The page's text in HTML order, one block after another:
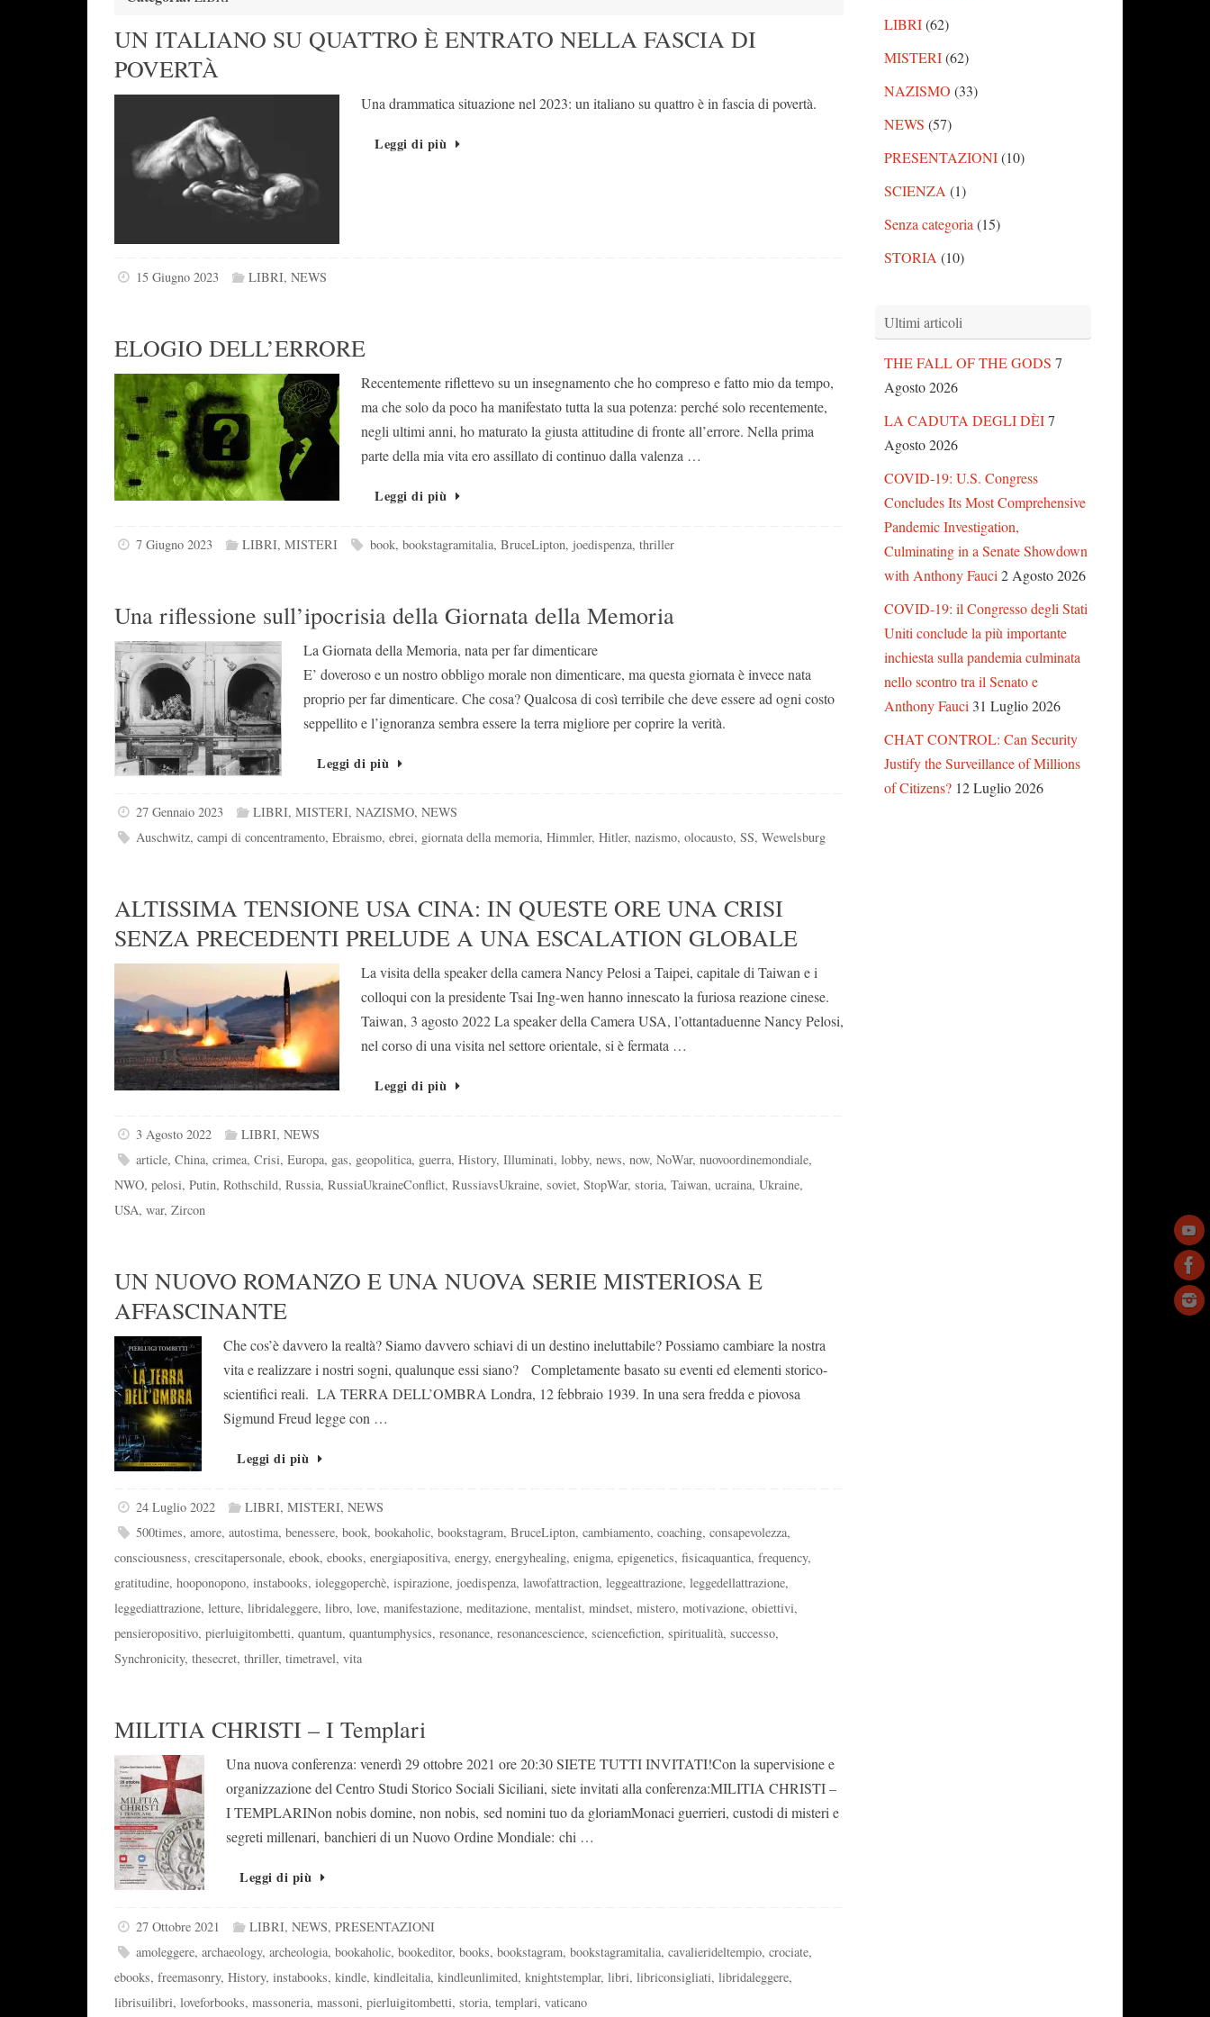
UN ITALIANO SU QUATTRO È ENTRATO NELLA FASCIA DI
POVERTÀ
Una drammatica situazione nel 2023: un italiano su quattro è in fascia di povertà.
Leggi di più
15 Giugno 2023 LIBRI, NEWS
ELOGIO DELL’ERRORE
Recentemente riflettevo su un insegnamento che ho compreso e fatto mio da tempo,
ma che solo da poco ha manifestato tutta la sua potenza: perché solo recentemente,
negli ultimi anni, ho maturato la giusta attitudine di fronte all’errore. Nella prima
parte della mia vita ero assillato di continuo dalla valenza …
Leggi di più
7 Giugno 2023 LIBRI, MISTERI book, bookstagramitalia, BruceLipton, joedispenza, thriller
Una riflessione sull’ipocrisia della Giornata della Memoria
La Giornata della Memoria, nata per far dimenticare
E’ doveroso e un nostro obbligo morale non dimenticare, ma questa giornata è invece nata
proprio per far dimenticare. Che cosa? Qualcosa di così terribile che deve essere ad ogni costo
seppellito e l’ignoranza sembra essere la terra migliore per coprire la verità.
Leggi di più
27 Gennaio 2023 LIBRI, MISTERI, NAZISMO, NEWS
Auschwitz,campi di concentramento,Ebraismo,ebrei, giornata della memoria,Himmler,Hitler,nazismo,olocausto,SS,Wewelsburg
ALTISSIMA TENSIONE USA CINA: IN QUESTE ORE UNA CRISI
SENZA PRECEDENTI PRELUDE A UNA ESCALATION GLOBALE
La visita della speaker della camera Nancy Pelosi a Taipei, capitale di Taiwan e i
colloqui con la presidente Tsai Ing-wen hanno innescato la furiosa reazione cinese.
Taiwan, 3 agosto 2022 La speaker della Camera USA, l’ottantaduenne Nancy Pelosi,
nel corso di una visita nel settore orientale, si è fermata …
Leggi di più
3 Agosto 2022 LIBRI, NEWS
article,China,crimea,Crisi,Europa, gas, geopolitica, guerra,History,Illuminati,lobby,news,now,NoWar,nuovoordinemondiale,
NWO, pelosi, Putin, Rothschild, Russia, RussiaUkraineConflict, RussiavsUkraine, soviet, StopWar, storia, Taiwan, ucraina, Ukraine,
USA, war, Zircon
UN NUOVO ROMANZO E UNA NUOVA SERIE MISTERIOSA E
AFFASCINANTE
Che cos’è davvero la realtà? Siamo davvero schiavi di un destino ineluttabile? Possiamo cambiare la nostra
vita e realizzare i nostri sogni, qualunque essi siano? Completamente basato su eventi ed elementi storico-
scientifici reali. LA TERRA DELL’OMBRA Londra, 12 febbraio 1939. In una sera fredda e piovosa
Sigmund Freud legge con …
Leggi di più
24 Luglio 2022 LIBRI, MISTERI, NEWS
500times,amore,autostima,benessere,book,bookaholic,bookstagram,BruceLipton,cambiamento,coaching,consapevolezza,
consciousness, crescitapersonale, ebook, ebooks, energiapositiva, energy, energyhealing, enigma, epigenetics, fisicaquantica, frequency,
gratitudine, hooponopono, instabooks, ioleggoperchè, ispirazione, joedispenza, lawofattraction, leggeattrazione, leggedellattrazione,
leggediattrazione, letture, libridaleggere, libro, love, manifestazione, meditazione, mentalist, mindset, mistero, motivazione, obiettivi,
pensieropositivo, pierluigitombetti, quantum, quantumphysics, resonance, resonancescience, sciencefiction, spiritualità, successo,
Synchronicity, thesecret, thriller, timetravel, vita
MILITIA CHRISTI – I Templari
Una nuova conferenza: venerdì 29 ottobre 2021 ore 20:30 SIETE TUTTI INVITATI!Con la supervisione e
organizzazione del Centro Studi Storico Sociali Siciliani, siete invitati alla conferenza:MILITIA CHRISTI –
I TEMPLARINon nobis domine, non nobis, sed nomini tuo da gloriamMonaci guerrieri, custodi di misteri e
segreti millenari, banchieri di un Nuovo Ordine Mondiale: chi …
Leggi di più
27 Ottobre 2021 LIBRI, NEWS, PRESENTAZIONI
amoleggere,archaeology,archeologia,bookaholic,bookeditor,books,bookstagram,bookstagramitalia,cavalierideltempio,crociate,
ebooks, freemasonry, History, instabooks, kindle, kindleitalia, kindleunlimited, knightstemplar, libri, libriconsigliati, libridaleggere,
librisuilibri, loveforbooks, massoneria, massoni, pierluigitombetti, storia, templari, vaticano
LIBRI(62)
MISTERI(62)
NAZISMO (33)
NEWS (57)
PRESENTAZIONI(10)
SCIENZA (1)
Senza categoria (15)
STORIA (10)
Ultimi articoli
THE FALL OF THE GODS 7
Agosto 2026
LA CADUTA DEGLI DÈI7
Agosto 2026
COVID-19: U.S. Congress
Concludes Its Most Comprehensive
Pandemic Investigation,
Culminating in a Senate Showdown
with Anthony Fauci 2 Agosto 2026
COVID-19: il Congresso degli Stati
Uniti conclude la più importante
inchiesta sulla pandemia culminata
nello scontro tra il Senato e
Anthony Fauci 31 Luglio 2026
CHAT CONTROL: Can Security
Justify the Surveillance of Millions
of Citizens? 12 Luglio 2026